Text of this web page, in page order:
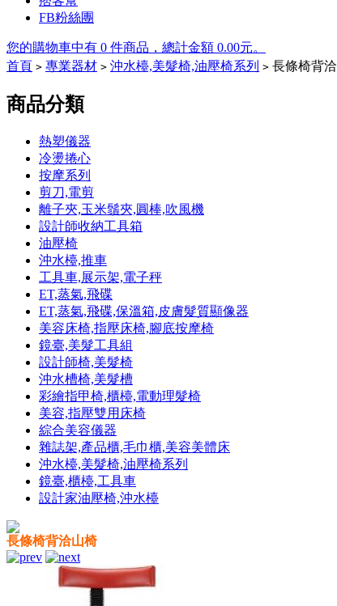
FB粉絲團
您的購物車中有 0 件商品，總計金額 0.00元。
Tory
Burch
Outlet
On
Sale
Tory
Burch
Heels
Tory
Burch
首頁 > 專業器材 > 沖水檯,美髮椅,油壓椅系列 > 長條椅背
商品分類
熱塑儀器
冷燙捲心
按摩系列
剪刀,電剪
離子夾,玉米鬚夾,圓棒,吹風機
設計師收納工具箱
油壓椅
沖水檯,推車
工具車,展示架,電子秤
ET,蒸氣,飛碟
ET,蒸氣,飛碟,保溫箱,皮膚髮質顯像器
美容床椅,指壓床椅,腳底按摩椅
鏡臺,美髮工具組
設計師椅,美髮椅
沖水槽椅,美髮槽
彩繪指甲椅,櫃檯,電動理髮椅
美容,指壓雙用床椅
綜合美容儀器
雜誌架,產品櫃,毛巾櫃,美容美體床
沖水檯,美髮椅,油壓椅系列
鏡臺,櫃檯,工具車
設計家油壓椅,沖水檯
長條椅背洽山椅